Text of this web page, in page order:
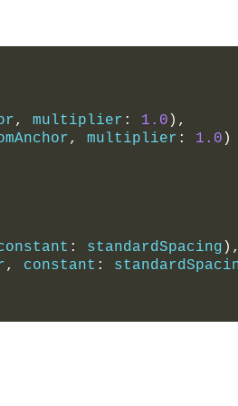
, multiplier : 1.0 ),
, multiplier : 1.0 )
: standardSpacing ),
, constant :